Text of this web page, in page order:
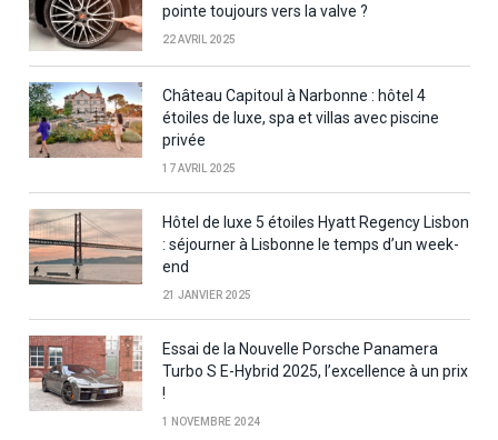
pointe toujours vers la valve ?
22 AVRIL 2025
Château Capitoul à Narbonne : hôtel 4
étoiles de luxe, spa et villas avec piscine
privée
17 AVRIL 2025
Hôtel de luxe 5 étoiles Hyatt Regency Lisbon
: séjourner à Lisbonne le temps d’un week-
end
21 JANVIER 2025
Essai de la Nouvelle Porsche Panamera
Turbo S E-Hybrid 2025, l’excellence à un prix
!
1 NOVEMBRE 2024